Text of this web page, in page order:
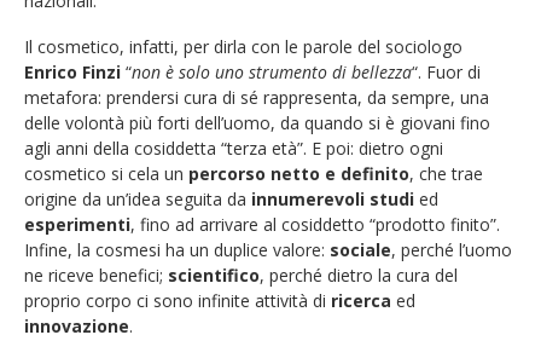
Il cosmetico, infatti, per dirla con le parole del sociologo
Enrico Finzi “non è solo uno strumento di bellezza“. Fuor di
metafora: prendersi cura di sé rappresenta, da sempre, una
delle volontà più forti dell’uomo, da quando si è giovani fino
agli anni della cosiddetta “terza età”. E poi: dietro ogni
cosmetico si cela un percorso netto e definito, che trae
origine da un’idea seguita da innumerevoli studi ed
esperimenti, fino ad arrivare al cosiddetto “prodotto finito”.
Infine, la cosmesi ha un duplice valore: sociale, perché l’uomo
ne riceve benefici; scientifico, perché dietro la cura del
proprio corpo ci sono infinite attività di ricerca ed
innovazione.